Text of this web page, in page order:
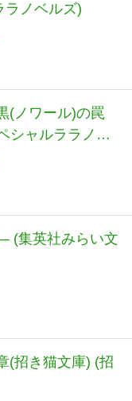
ラノベルズ)
(ノワール)の罠
シャルララノベ
(集英社みらい文
(招き猫文庫) (招